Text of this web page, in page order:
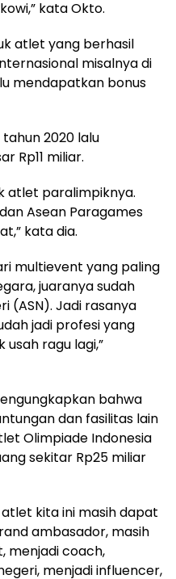
kata Okto.
atlet yang berhasil
misalnya di
mendapatkan bonus
2020 lalu
Rp11 miliar.
atlet paralimpiknya.
Asean Paragames
kata dia.
multievent yang paling
juaranya sudah
(ASN). Jadi rasanya
jadi profesi yang
ragu lagi,”
bahwa
dan fasilitas lain
Olimpiade Indonesia
sekitar Rp25 miliar
kita ini masih dapat
ambasador, masih
menjadi coach,
menjadi influencer,